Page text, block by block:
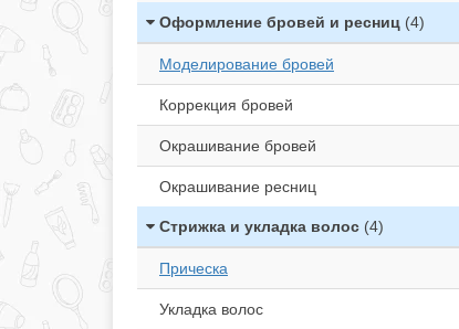
Оформление бровей и ресниц (4)
Моделирование бровей
Коррекция бровей
Окрашивание бровей
Окрашивание ресниц
Стрижка и укладка волос (4)
Прическа
Укладка волос